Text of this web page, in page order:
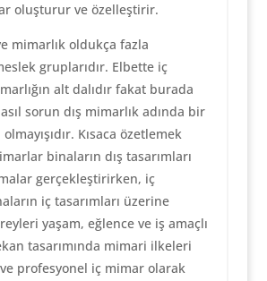
oluşturur ve özelleştirir.
mimarlık oldukça fazla
gruplarıdır. Elbette iç
alt dalıdır fakat burada
sorun dış mimarlık adında bir
Kısaca özetlemek
binaların dış tasarımları
gerçekleştirirken, iç
iç tasarımları üzerine
yaşam, eğlence ve iş amaçlı
tasarımında mimari ilkeleri
profesyonel iç mimar olarak